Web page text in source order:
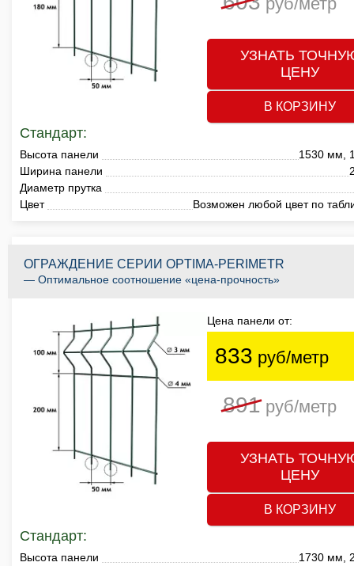
УЗНАТЬ
ЦЕНУ
В КОРЗИНУ
Стандарт:
Высота панели
1530 мм,
Ширина панели
Диаметр прутка
Цвет
Возможен любой цвет по
ОГРАЖДЕНИЕ СЕРИИ OPTIMA-PERIMETR
— Оптимальное соотношение «цена-прочность»
Цена панели от:
833 руб/метр
891руб/метр
УЗНАТЬ
ЦЕНУ
В КОРЗИНУ
Стандарт:
Высота панели
1730 мм,